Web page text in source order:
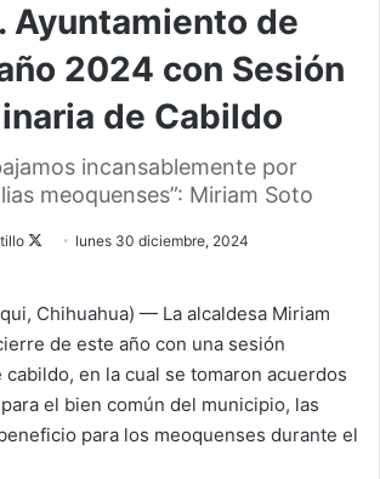
Ayuntamiento de
2024 con Sesión
de Cabildo
incansablemente por
meoquenses”: Miriam Soto
w
o
n
lunes 30 diciembre, 2024
Chihuahua) — La alcaldesa Miriam
de este año con una sesión
en la cual se tomaron acuerdos
el bien común del municipio, las
para los meoquenses durante el